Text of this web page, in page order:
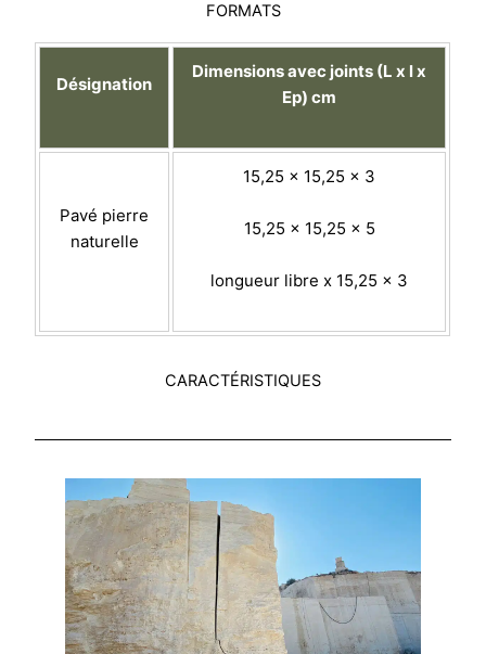
FORMATS
Désignation
Dimensions avec joints (L x l x
Ep) cm
Pavé pierre
naturelle
15,25 x 15,25 x 3
15,25 x 15,25 x 5
longueur libre x 15,25 x 3
CARACTÉRISTIQUES